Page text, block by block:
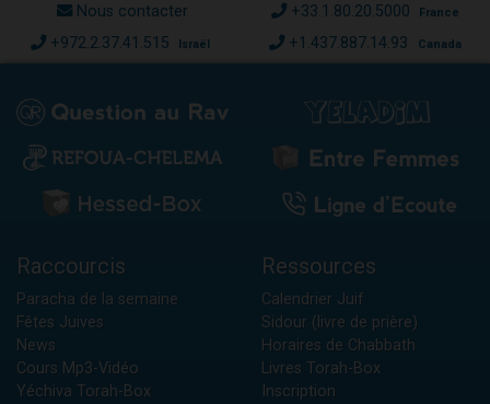
Nous contacter +33.1.80.20.5000 France
+972.2.37.41.515 Israël +1.437.887.14.93 Canada
Raccourcis
Paracha de la semaine
Fêtes Juives
News
Cours Mp3-Vidéo
Yéchiva Torah-Box
Ressources
Calendrier Juif
Sidour (livre de prière)
Horaires de Chabbath
Livres Torah-Box
Inscription